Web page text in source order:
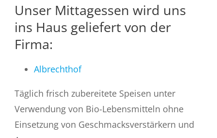
Unser Mittagessen wird uns
ins Haus geliefert von der
Firma:
Albrechthof
Täglich frisch zubereitete Speisen unter
Verwendung von Bio-Lebensmitteln ohne
Einsetzung von Geschmacksverstärkern und